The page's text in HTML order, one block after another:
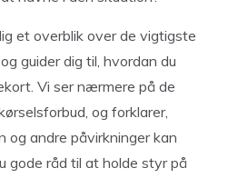
et overblik over de vigtigste
guider dig til, hvordan du
Vi ser nærmere på de
og forklarer,
og andre påvirkninger kan
gode råd til at holde styr på